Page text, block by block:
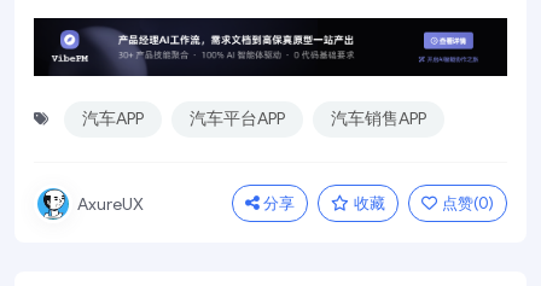
汽车APP 汽车平台APP 汽车销售APP
AxureUX 分享 收藏 点赞(0)